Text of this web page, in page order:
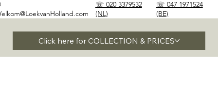
☏ 020 3379532
(NL)
☏ 047 1971524
(BE)
Click here for COLLECTION & PRICES